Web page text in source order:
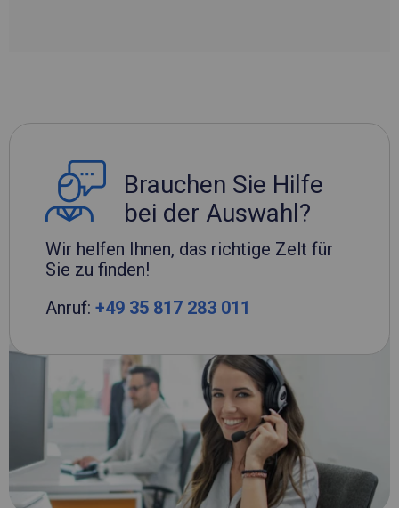
Brauchen Sie Hilfe
bei der Auswahl?
Wir helfen Ihnen, das richtige Zelt für
Sie zu finden!
Anruf: +49 35 817 283 011